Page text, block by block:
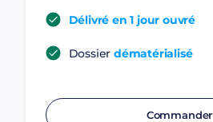
Délivré en 1 jour ouvré
Dossier dématérialisé
Commander